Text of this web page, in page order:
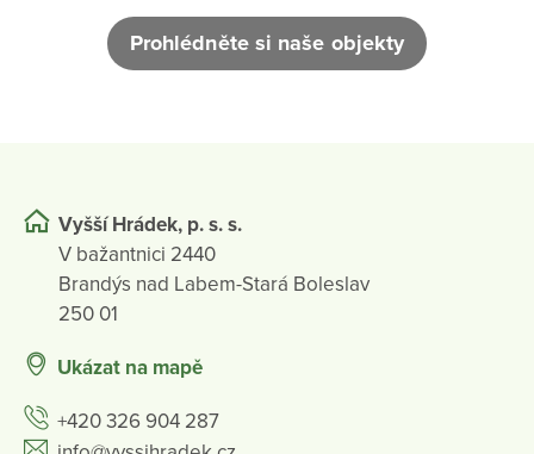
Prohlédněte si naše objekty
Vyšší Hrádek, p. s. s.
V bažantnici 2440
Brandýs nad Labem-Stará Boleslav
250 01
Ukázat na mapě
+420 326 904 287